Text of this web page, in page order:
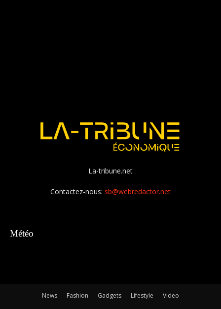
La-tribune.net
Contactez-nous: sb@webredactor.net
Météo
News Fashion Gadgets Lifestyle Video